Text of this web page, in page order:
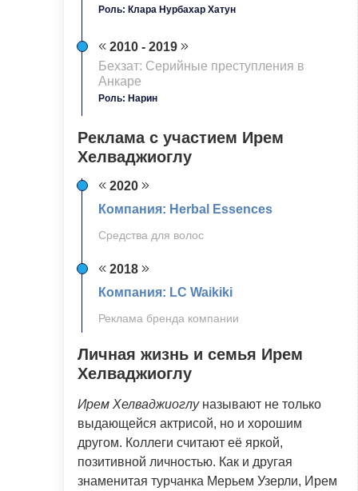
Роль: Клара Нурбахар Хатун
2010 - 2019
Бехзат: Серийные преступления в
Анкаре
Роль: Нарин
Реклама с участием Ирем
Хелваджиоглу
2020
Компания: Herbal Essences
Средства для волос
2018
Компания: LC Waikiki
Реклама бренда компании
Личная жизнь и семья Ирем
Хелваджиоглу
Ирем Хелваджиоглуназывают не только
выдающейся актрисой, но и хорошим
другом. Коллеги считают её яркой,
позитивной личностью. Как и другая
знаменитая турчанка Мерьем Узерли, Ирем